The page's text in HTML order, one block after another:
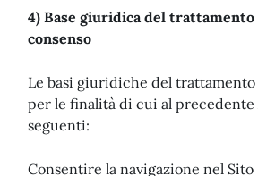
4) Base giuridica del trattamento
consenso
Le basi giuridiche del
per le finalità di cui al precedente
seguenti:
Consentire la navigazione nel Sito